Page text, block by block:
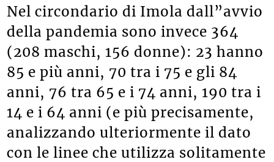
Nel circondario di Imola dall”avvio
della pandemia sono invece 364
(208 maschi, 156 donne): 23 hanno
85 e più anni, 70 tra i 75 e gli 84
anni, 76 tra 65 e i 74 anni, 190 tra i
14 e i 64 anni (e più precisamente,
analizzando ulteriormente il dato
con le linee che utilizza solitamente